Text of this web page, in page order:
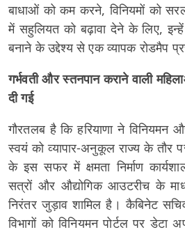
बाधाओं को कम करने, विनियमों को
में सहुलियत को बढ़ावा देने के लिए,
बनाने के उद्देश्य से एक व्यापक रोडमैप
गर्भवती और स्तनपान कराने वाली
दी गई
गौरतलब है कि हरियाणा ने
स्वयं को व्यापार-अनुकूल राज्य के तौर
के इस सफर में क्षमता निर्माण
सत्रों और औद्योगिक आउटरीच के
निरंतर जुड़ाव शामिल है। कैबिनेट
विभागों को विनियमन पोर्टल पर